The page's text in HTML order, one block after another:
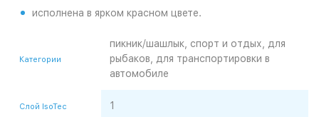
исполнена в ярком красном цвете.
Категории
пикник/шашлык, спорт и отдых, для
рыбаков, для транспортировки в
автомобиле
Слой IsoTec 1